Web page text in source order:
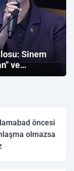
Sinem
ve
öncesi
olmazsa